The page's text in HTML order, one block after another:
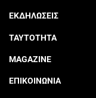
ΕΚΔΗΛΩΣΕΙΣ
ΤΑΥΤΟΤΗΤΑ
MAGAZINE
ΕΠΙΚΟΙΝΩΝΙΑ